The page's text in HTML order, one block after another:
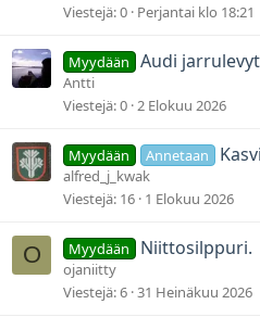
Viestejä 0 Perjantai klo 18:21
Myydään Audi
Antti
Viestejä 0 2 Elokuu 2026
Myydään Annetaan
alfred_j_kwak
Viestejä 16 1 Elokuu 2026
O Myydään Niittosilppuri.
ojaniitty
Viestejä 6 31 Heinäkuu 2026